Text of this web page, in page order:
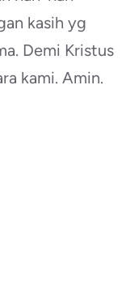
kasih yg
Demi Kristus
kami. Amin.